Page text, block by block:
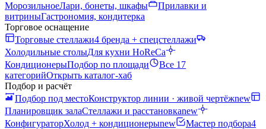
МорозильноеЛари, бонеты, шкафы
Прилавки и
витриныГастрономия, кондитерка
Торговое оснащение
Торговые стеллажи4 бренда + спецстеллажи
Холодильные столыДля кухни HoReCa
КондиционерыПодбор по площади
Все 17
категорийОткрыть каталог-хаб
Подбор и расчёт
Подбор под местоКонструктор линии · живой чертёжnew
Планировщик залаСтеллажи и расстановкаnew
КонфигураторХолод + кондиционерыnew Мастер подбора4